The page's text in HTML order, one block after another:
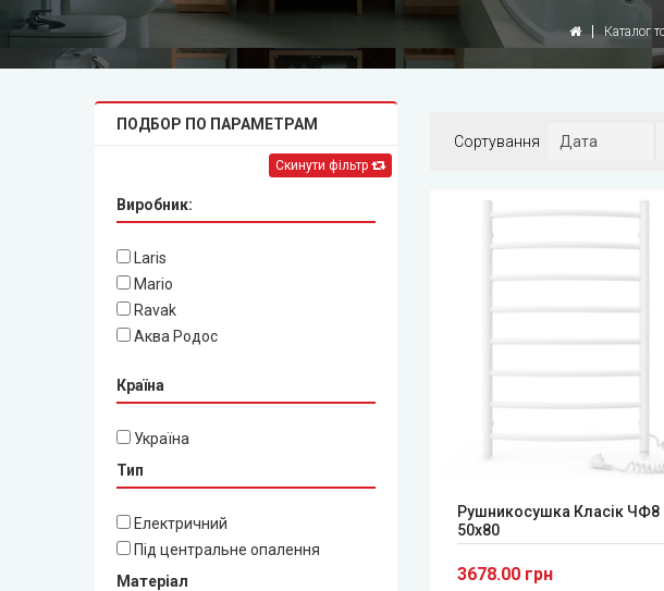
Каталог
ПОДБОР ПО ПАРАМЕТРАМ
Скинути фільтр
Виробник:
Laris
Mario
Ravak
Аква Родос
Країна
Україна
Тип
Електричний
Під центральне опалення
Матеріал
Сортування
Рушникосушка Класік ЧФ8
50x80
3678.00 грн